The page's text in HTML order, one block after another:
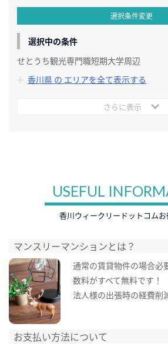
選択条件変更
選択中の条件
せとうち観光専門職短期大学周辺
香川県 の エリアを全て表示する
さらに表示
USEFUL
香川ウィークリードットコム
マンスリーマンションとは？
通常の賃貸物件の場合必
数料がすべて無料です！
法人様の出張時の経費削
お支払い方法について